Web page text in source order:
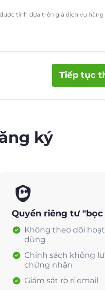
tính dựa trên giá dịch vụ
Tiếp tục
ký
Quyền riêng tư "bọc
Không theo dõi
dùng
Chính sách không
chứng nhận
Giám sát rò rỉ email